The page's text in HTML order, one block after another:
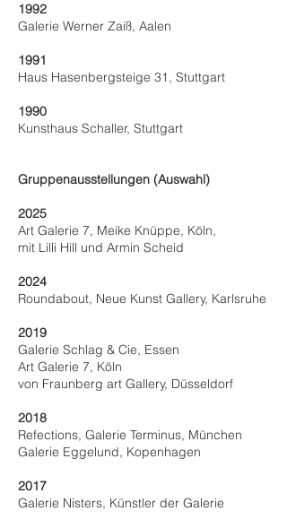
1992
Galerie Werner Zaiß, Aalen
1991
Haus Hasenbergsteige 31, Stuttgart
1990
Kunsthaus Schaller, Stuttgart
Gruppenausstellungen (Auswahl)
2025
Art Galerie 7, Meike Knüppe, Köln,
mit Lilli Hill und Armin Scheid
2024
Roundabout, Neue Kunst Gallery, Karlsruhe
2019
Galerie Schlag & Cie, Essen
Art Galerie 7, Köln
von Fraunberg art Gallery, Düsseldorf
2018
Refections, Galerie Terminus, München
Galerie Eggelund, Kopenhagen
2017
Galerie Nisters, Künstler der Galerie